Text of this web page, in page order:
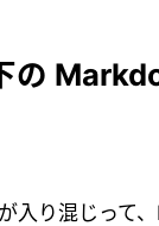
の
入り混じって